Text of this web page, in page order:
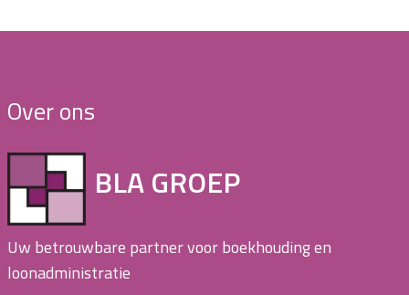
Over ons
BLA GROEP
Uw betrouwbare partner voor boekhouding en
loonadministratie